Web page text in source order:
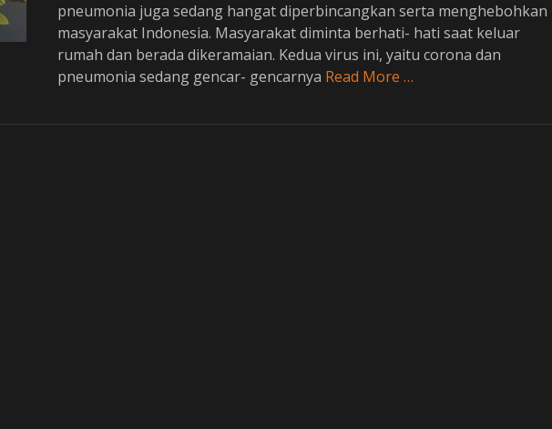
o
n
pneumonia juga sedang hangat diperbincangkan serta menghebohkan
masyarakat Indonesia. Masyarakat diminta berhati- hati saat keluar
rumah dan berada dikeramaian. Kedua virus ini, yaitu corona dan
pneumonia sedang gencar- gencarnya Read More …